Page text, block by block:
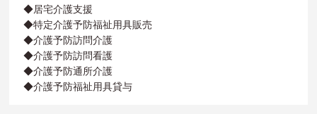
◆居宅介護支援
◆特定介護予防福祉用具販売
◆介護予防訪問介護
◆介護予防訪問看護
◆介護予防通所介護
◆介護予防福祉用具貸与